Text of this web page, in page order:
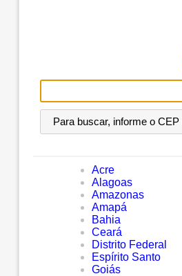
Para buscar, informe o
Acre
Alagoas
Amazonas
Amapá
Bahia
Ceará
Distrito Federal
Espírito Santo
Goiás